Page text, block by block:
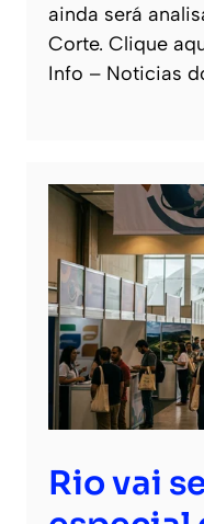
ainda será
Corte. Clique
Info – Noticias
Rio vai